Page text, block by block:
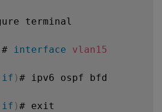
terminal
# interface vlan15
if ) # ipv6 ospf bfd
if ) # exit